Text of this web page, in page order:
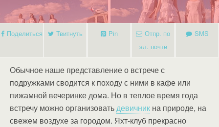
Поделиться Твитнуть Pin
Отпр. по
эл. почте
SMS
Обычное наше представление о встрече с
подружками сводится к походу с ними в кафе или
пижамной вечеринке дома. Но в теплое время года
встречу можно организоватьдевичник на природе, на
свежем воздухе за городом. Яхт-клуб прекрасно